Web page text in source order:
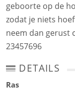
geboorte op de
zodat je niets
neem dan gerust
23457696
DETAILS
Ras